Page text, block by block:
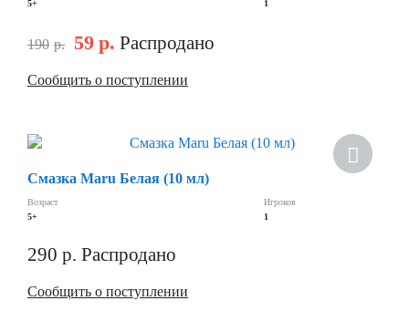
5+ 1
190 р. 59 р. Распродано
Сообщить о поступлении
Смазка Maru Белая (10 мл)
Возраст
5+
Игроков
1
290 р. Распродано
Сообщить о поступлении